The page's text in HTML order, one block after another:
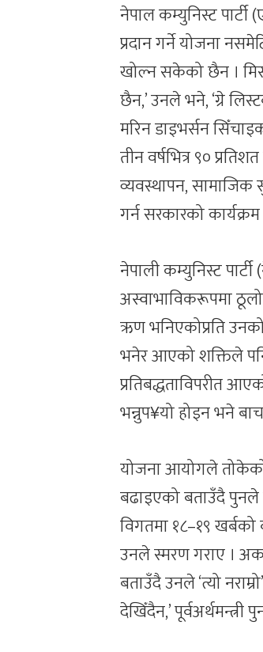
नेपाल कम्युनिस्ट
प्रदान गर्ने योजना
खोल्न सकेको छैन ।
छैन,’ उनले भने, ‘ग्रे
मरिन डाइभर्सन
तीन वर्षभित्र ९०
व्यवस्थापन, सामाजिक
गर्न सरकारको
नेपाली कम्युनिस्ट
अस्वाभाविकरूपमा
ऋण भनिएकोप्रति
भनेर आएको शक्तिले
प्रतिबद्धताविपरीत
भन्नुप¥यो होइन भने
योजना आयोगले तोकेको
बढाइएको बताउँदै
विगतमा १८–१९
उनले स्मरण गराए ।
बताउँदै उनले ‘त्यो
देखिँदैन,’ पूर्वअर्थमन्त्री